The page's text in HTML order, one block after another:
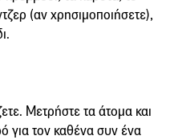
(αν χρησιμοποιήσετε),
Μετρήστε τα άτομα και
για τον καθένα συν ένα